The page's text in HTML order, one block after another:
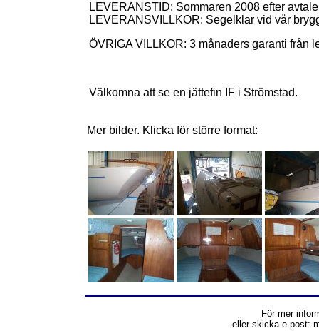
LEVERANSTID: Sommaren 2008 efter
LEVERANSVILLKOR: Segelklar vid vår
ÖVRIGA VILLKOR: 3 månaders garanti från
Välkomna att se en jättefin IF i Strömstad.
Mer bilder. Klicka för större format:
För mer
eller skicka e-post: